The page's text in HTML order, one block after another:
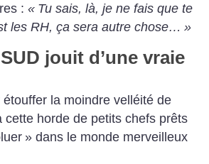
:« Tu sais, là, je ne fais que te
les RH, ça sera au­tre chose… »
jouit d’une vraie
la moindre velléité de
cette horde de petits chefs prêts
» dans le monde merveilleux